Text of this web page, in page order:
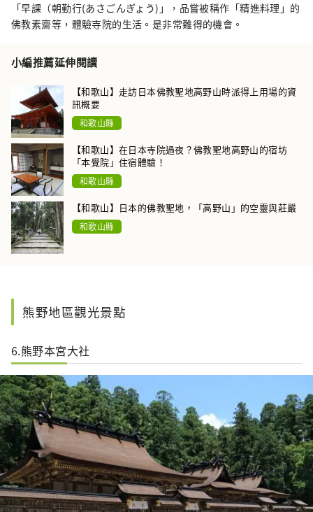
「早課（朝勤行(あさごんぎょう)」，品嘗被稱作「精進料理」的
佛教素齋等，體驗寺院的生活。是非常難得的機會。
小編推薦延伸閱讀
【和歌山】走訪日本佛教聖地高野山時派得上用場的資
訊概要
和歌山縣
【和歌山】在日本寺院過夜？佛教聖地高野山的宿坊
「本覺院」住宿體驗！
和歌山縣
【和歌山】日本的佛教聖地，「高野山」的空靈與莊嚴
和歌山縣
熊野地區觀光景點
6.熊野本宮大社